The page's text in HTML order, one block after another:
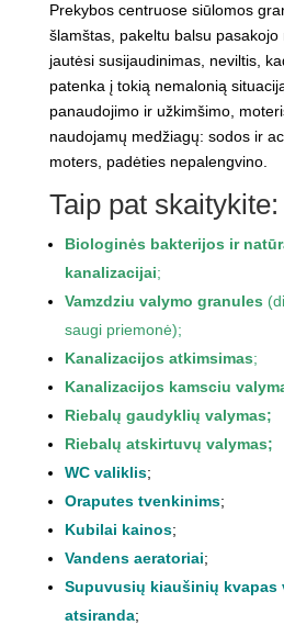
Prekybos centruose siūlomos
šlamštas, pakeltu balsu
jautėsi susijaudinimas, neviltis,
patenka į tokią nemalonią
panaudojimo ir užkimšimo,
naudojamų medžiagų: sodos ir
moters, padėties nepalengvino.
Taip pat skaitykite:
Biologinės bakterijos ir
kanalizacijai;
Vamzdziu valymo granules
saugi priemonė);
Kanalizacijos atkimsimas;
Kanalizacijos kamsciu
Riebalų gaudyklių valymas;
Riebalų atskirtuvų valymas;
WC valiklis;
Oraputes tvenkinims;
Kubilai kainos;
Vandens aeratoriai;
Supuvusių kiaušinių kvapas
atsiranda;